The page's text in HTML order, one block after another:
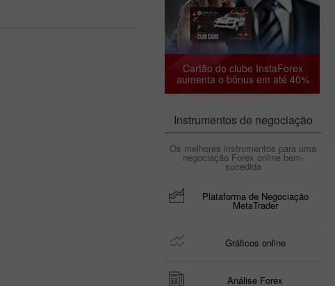
Cartão do clube InstaForex
aumenta o bônus em até 40%
Instrumentos de negociação
Os melhores instrumentos para uma
negociação Forex online bem-
sucedida
Plataforma de Negociação
MetaTrader
Gráficos online
Análise Forex